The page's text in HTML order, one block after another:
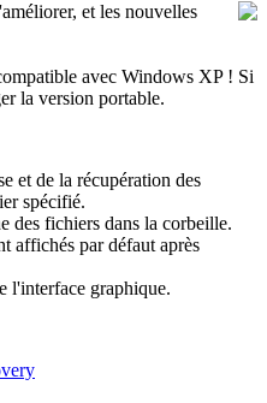
et les nouvelles
avec Windows XP ! Si
la version portable.
et de la récupération des
spécifié.
des fichiers dans la corbeille.
affichés par défaut après
l'interface graphique.